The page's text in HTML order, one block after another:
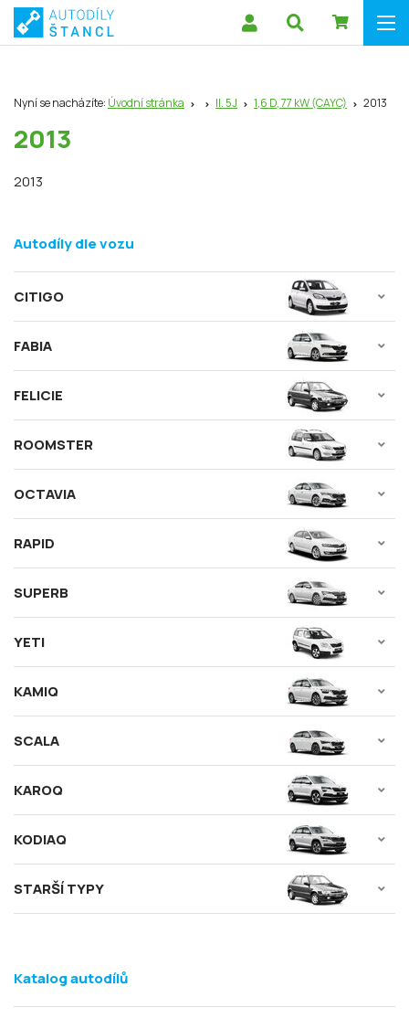
Nyní se nacházíte: Úvodní stránka II. 5J 1,6 D, 77 kW (CAYC) 2013
2013
2013
Autodíly dle vozu
CITIGO
FABIA
FELICIE
ROOMSTER
OCTAVIA
RAPID
SUPERB
YETI
KAMIQ
SCALA
KAROQ
KODIAQ
STARŠÍ TYPY
Katalog autodílů